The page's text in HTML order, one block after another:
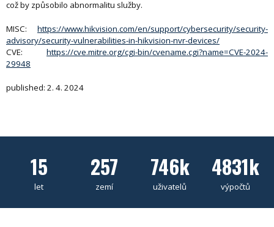
což by způsobilo abnormalitu služby.
MISC: https://www.hikvision.com/en/support/cybersecurity/security-
advisory/security-vulnerabilities-in-hikvision-nvr-devices/
CVE: https://cve.mitre.org/cgi-bin/cvename.cgi?name=CVE-2024-
29948
published: 2. 4. 2024
15
let
257
zemí
746k
uživatelů
4831k
výpočtů